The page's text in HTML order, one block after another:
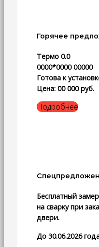
Горячее
Термо 0.0
0000*0000 00000
Готова к
Цена: 00 000 руб.
Подробнее
Бесплатный
на сварку при
двери.
До 30.06.2026